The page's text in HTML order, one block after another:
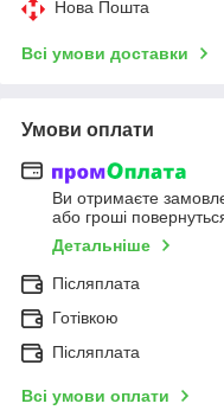
Нова Пошта
Всі умови доставки
Умови оплати
Ви отримаєте
або гроші
Детальніше
Післяплата
Готівкою
Післяплата
Всі умови оплати